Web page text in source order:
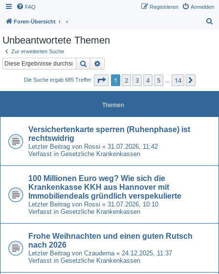
FAQ Anmelden
Registrieren
Foren-Übersicht
Unbeantwortete Themen
Zur erweiterten Suche
Suche
Die Suche ergab 685 Treffer Seite 1von 14
1 2 3 4 5 14
Themen
Versichertenkarte sperren (Ruhenphase) ist
rechtswidrig
Letzter Beitrag von Rossi « 31.07.2026, 11:42
Verfasst in Gesetzliche Krankenkassen
100 Millionen Euro weg? Wie sich die
Krankenkasse KKH aus Hannover mit
Immobiliendeals gründlich verspekulierte
Letzter Beitrag von Rossi « 31.07.2026, 10:10
Verfasst in Gesetzliche Krankenkassen
Frohe Weihnachten und einen guten Rutsch
nach 2026
Letzter Beitrag von Czauderna « 24.12.2025, 11:37
Verfasst in Gesetzliche Krankenkassen